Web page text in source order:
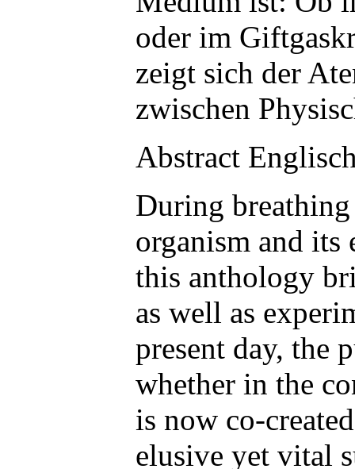
oder im
zeigt sich der
zwischen
Abstract
During breathing
organism and its
this anthology
as well as
present day, the
whether in the
is now co-
elusive yet vital